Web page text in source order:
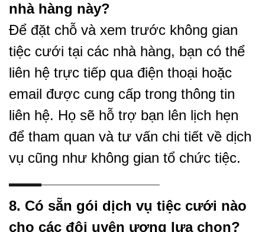
nhà hàng này?
Để đặt chỗ và xem trước không gian
tiệc cưới tại các nhà hàng, bạn có thể
liên hệ trực tiếp qua điện thoại hoặc
email được cung cấp trong thông tin
liên hệ. Họ sẽ hỗ trợ bạn lên lịch hẹn
để tham quan và tư vấn chi tiết về dịch
vụ cũng như không gian tổ chức tiệc.
8. Có sẵn gói dịch vụ tiệc cưới nào
cho các đôi uyên ương lựa chọn?